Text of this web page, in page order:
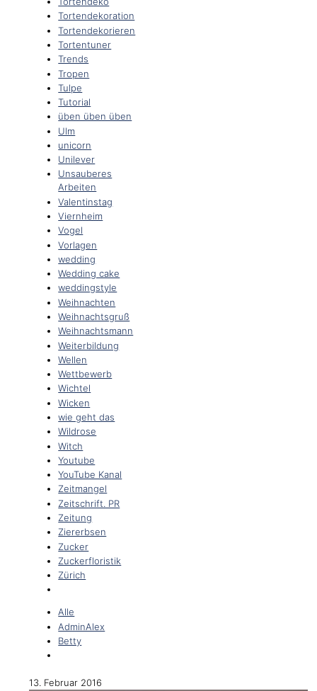
Tortendekoration
Tortendekorieren
Tortentuner
Trends
Tropen
Tulpe
Tutorial
üben üben üben
Ulm
unicorn
Unilever
Unsauberes
Arbeiten
Valentinstag
Viernheim
Vogel
Vorlagen
wedding
Wedding cake
weddingstyle
Weihnachten
Weihnachtsgruß
Weihnachtsmann
Weiterbildung
Wellen
Wettbewerb
Wichtel
Wicken
wie geht das
Wildrose
Witch
Youtube
YouTube Kanal
Zeitmangel
Zeitschrift. PR
Zeitung
Ziererbsen
Zucker
Zuckerfloristik
Zürich
Alle
AdminAlex
Betty
13. Februar 2016